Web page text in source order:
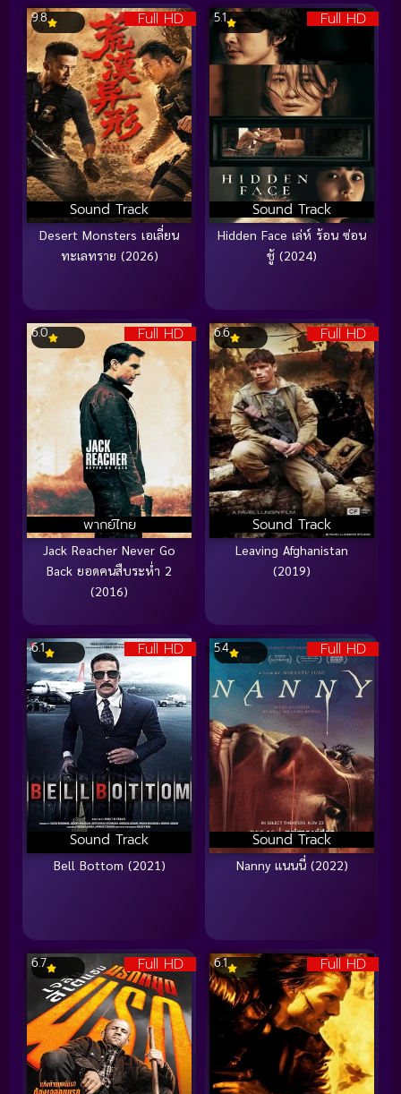
Full HD
Sound Track
9.8
Desert Monsters เอเลี่ยน
ทะเลทราย (2026)
Full HD
Sound Track
5.1
Hidden Face เล่ห์ ร้อน ซ่อน
ชู้ (2024)
Full HD
พากย์ไทย
6.0
Jack Reacher Never Go
Back ยอดคนสืบระห่ำ 2
(2016)
Full HD
Sound Track
6.6
Leaving Afghanistan
(2019)
Full HD
Sound Track
6.1
Bell Bottom (2021)
Full HD
Sound Track
5.4
Nanny แนนนี่ (2022)
Full HD
6.7 Full HD
6.1